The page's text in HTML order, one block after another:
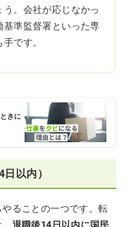
。会社が応じなかっ
準監督署といった専
です。
きに
以内）
ることの一つです。転